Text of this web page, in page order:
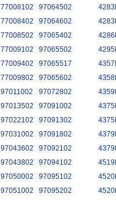
77008102
97064502
77008402
97064602
77008502
97065402
77009102
97065502
77009402
97065517
77009802
97065602
97011002
97072802
97013502
97091002
97022102
97091302
97031002
97091802
97043602
97092102
97043802
97094102
97050002
97095102
97051002
97095202